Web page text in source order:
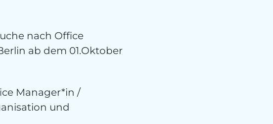
nach Office
ab dem 01.Oktober
Manager*in /
und